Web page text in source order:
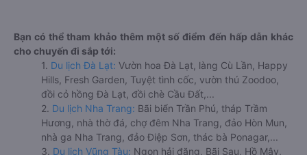
Bạn có thể tham khảo thêm một số điểm đến hấp dẫn khác
cho chuyến đi sắp tới:
1. Du lịch Đà Lạt: Vườn hoa Đà Lạt, làng Cù Lần, Happy
Hills, Fresh Garden, Tuyệt tình cốc, vườn thú Zoodoo,
đồi cỏ hồng Đà Lạt, đồi chè Cầu Đất,...
2. Du lịch Nha Trang: Bãi biển Trần Phú, tháp Trầm
Hương, nhà thờ đá, chợ đêm Nha Trang, đảo Hòn Mun,
nhà ga Nha Trang, đảo Điệp Sơn, thác bà Ponagar,...
3. Du lịch Vũng Tàu: Ngọn hải đăng, Bãi Sau, Hồ Mây,